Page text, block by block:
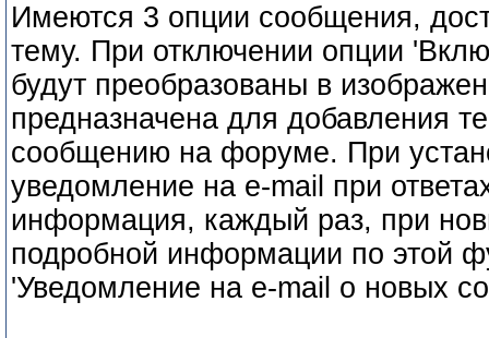
Имеются 3 опции сообщения,
тему. При отключении опции
будут преобразованы в
предназначена для добавления
сообщению на форуме. При
уведомление на e-mail при
информация, каждый раз, при
подробной информации по этой
'Уведомление на e-mail о новых